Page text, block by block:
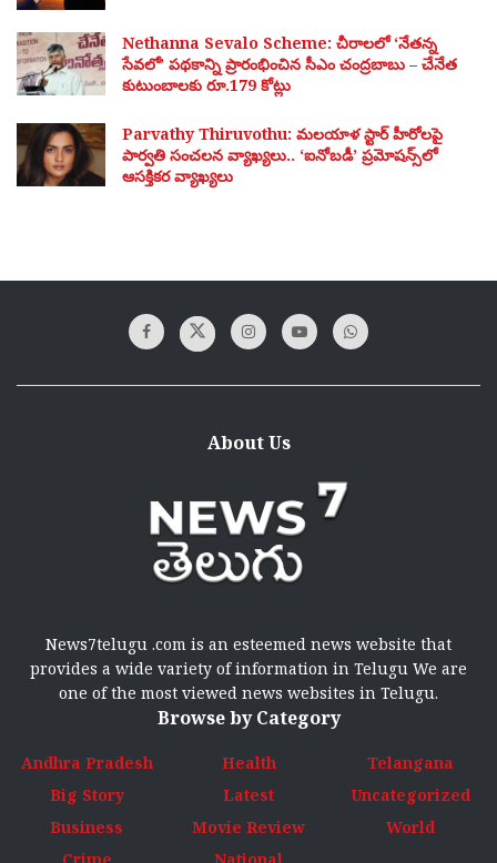
Nethanna Sevalo Scheme: చీరాలలో ‘నేతన్న
సేవలో’ పథకాన్ని ప్రారంభించిన సీఎం చంద్రబాబు – చేనేత
కుటుంబాలకు రూ.179 కోట్లు
Parvathy Thiruvothu: మలయాళ స్టార్ హీరోలపై
పార్వతి సంచలన వ్యాఖ్యలు.. ‘ఐనోబడీ’ ప్రమోషన్స్‌లో
ఆసక్తికర వ్యాఖ్యలు
About Us
News7telugu .com is an esteemed news website that
provides a wide variety of information in Telugu We are
one of the most viewed news websites in Telugu.
Browse by Category
Andhra Pradesh
Big Story
Business
Health
Latest
Movie Review
Telangana
Uncategorized
World